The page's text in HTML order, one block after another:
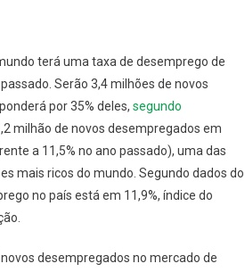
terá uma taxa de desemprego de
Serão 3,4 milhões de novos
por 35% deles, segundo
milhão de novos desempregados em
a 11,5% no ano passado), uma das
mais ricos do mundo. Segundo dados do
no país está em 11,9%, índice do
desempregados no mercado de